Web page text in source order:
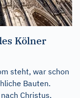
Kölner
steht, war schon
Bauten.
Christus,